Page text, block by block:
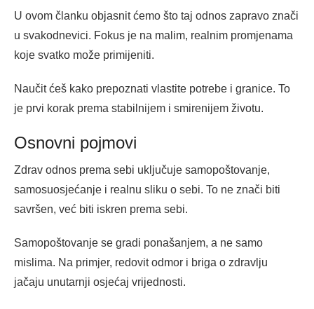
U ovom članku objasnit ćemo što taj odnos zapravo znači
u svakodnevici. Fokus je na malim, realnim promjenama
koje svatko može primijeniti.
Naučit ćeš kako prepoznati vlastite potrebe i granice. To
je prvi korak prema stabilnijem i smirenijem životu.
Osnovni pojmovi
Zdrav odnos prema sebi uključuje samopoštovanje,
samosuosjećanje i realnu sliku o sebi. To ne znači biti
savršen, već biti iskren prema sebi.
Samopoštovanje se gradi ponašanjem, a ne samo
mislima. Na primjer, redovit odmor i briga o zdravlju
jačaju unutarnji osjećaj vrijednosti.